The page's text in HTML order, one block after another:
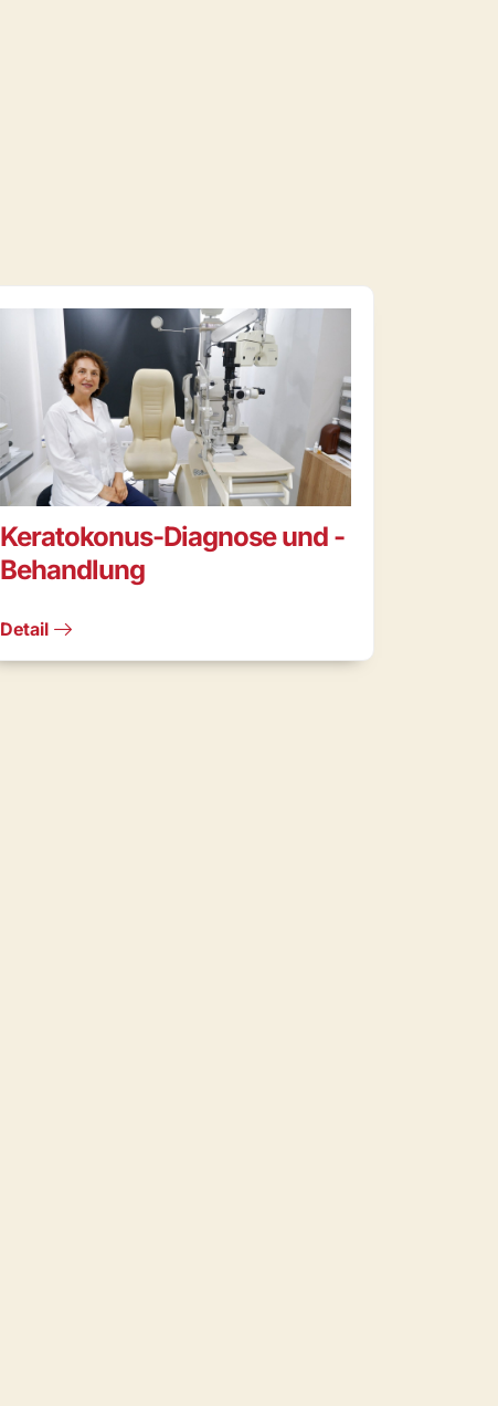
Keratokonus-Diagnose und -
Behandlung
Detail